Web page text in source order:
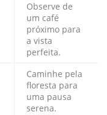
Observe de
um café
próximo para
a vista
perfeita.
Caminhe pela
floresta para
uma pausa
serena.